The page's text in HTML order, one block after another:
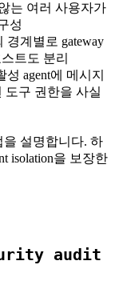
는 여러 사용자가
성
계별로 gateway
트도 분리
agent에 메시지
도구 권한을 사실
설명합니다. 하
isolation을 보장한
audit